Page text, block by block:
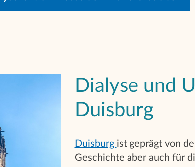
Dialyse und
Duisburg
Duisburg ist geprägt von
Geschichte aber auch für